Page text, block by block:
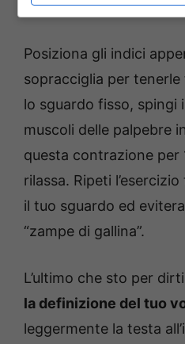
essere sorpreso, ma in
Posiziona gli indici
sopracciglia per
lo sguardo fisso, spingi
muscoli delle palpebre
questa contrazione per
rilassa. Ripeti
il tuo sguardo ed
“zampe di gallina”.
L’ultimo che sto per
la definizione del tuo
leggermente la testa